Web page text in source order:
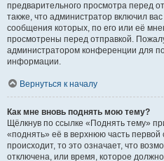
предварительного просмотра перед
также, что администратор включил
сообщения которых, по его или её
просмотрены перед отправкой.
администратором конференции для
информации.
Вернуться к началу
Как мне вновь поднять мою тему?
Щёлкнув по ссылке «Поднять тему»
«поднять» её в верхнюю часть
происходит, то это означает, что
отключена, или время, которое